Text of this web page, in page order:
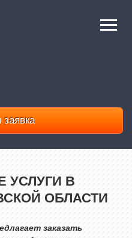
УСЛУГИ В
ОБЛАСТИ
заказать